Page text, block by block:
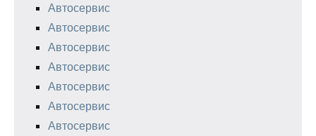
Автосервис
Автосервис
Автосервис
Автосервис
Автосервис
Автосервис
Автосервис